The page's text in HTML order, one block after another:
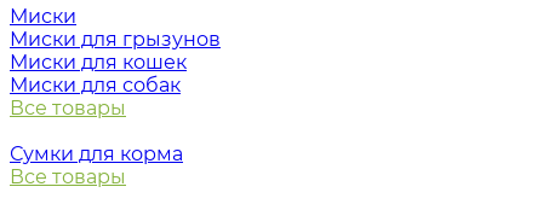
Миски
Миски для грызунов
Миски для кошек
Миски для собак
Все товары
Сумки для корма
Все товары